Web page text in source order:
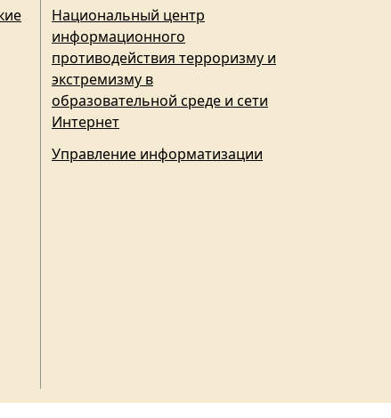
Национальный центр
информационного
противодействия терроризму и
экстремизму в
образовательной среде и сети
Интернет
Управление информатизации